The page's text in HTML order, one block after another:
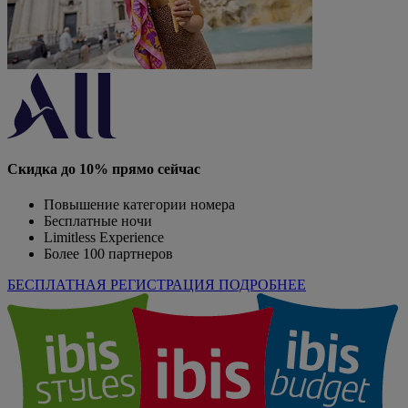
Скидка до 10% прямо сейчас
Повышение категории номера
Бесплатные ночи
Limitless Experience
Более 100 партнеров
БЕСПЛАТНАЯ РЕГИСТРАЦИЯ ПОДРОБНЕЕ